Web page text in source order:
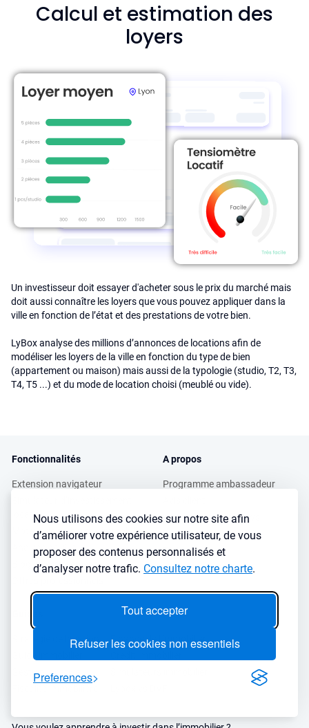
Nous utilisons des cookies sur notre site afin
d’améliorer votre expérience utilisateur, de vous
proposer des contenus personnalisés et
d’analyser notre trafic. Consultez notre charte.
Tout accepter
Refuser les cookies non essentiels
Preferences
Calcul et estimation des
loyers
Un investisseur doit essayer d'acheter sous le prix du marché mais
doit aussi connaître les loyers que vous pouvez appliquer dans la
ville en fonction de l’état et des prestations de votre bien.
LyBox analyse des millions d’annonces de locations afin de
modéliser les loyers de la ville en fonction du type de bien
(appartement ou maison) mais aussi de la typologie (studio, T2, T3,
T4, T5 ...) et du mode de location choisi (meublé ou vide).
Fonctionnalités
Extension navigateur
locatif
Moteur de recherche immobilier
Analyse de ville
Blog investissement
A propos
Programme ambassadeur
Podcasts et Interviews
Presse
FAQ
Stratégie de location
Guide immobilier
Gestion locative
Finance de l'immobilier